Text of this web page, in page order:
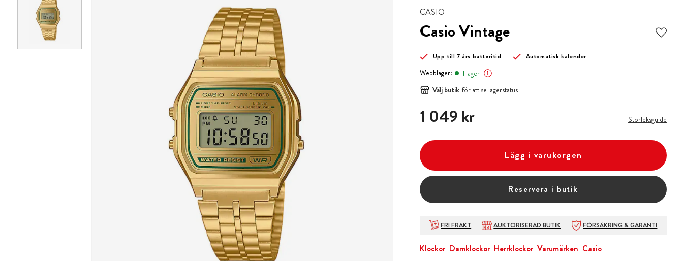
CASIO
Casio Vintage
Upp till 7 års batteritid Automatisk kalender
Webblager:
I lager
Välj butik för att se lagerstatus
Pris:1 049 kr
1 049 kr Storleksguide
Lägg i varukorgen
Reservera i butik
FRI FRAKT AUKTORISERAD BUTIK FÖRSÄKRING & GARANTI
Klockor Damklockor Herrklockor Varumärken Casio